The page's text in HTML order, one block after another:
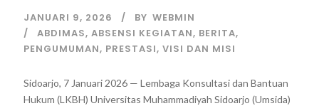
JANUARI 9, 2026 BY WEBMIN
ABDIMAS, ABSENSI KEGIATAN, BERITA,
PENGUMUMAN, PRESTASI, VISI DAN MISI
Sidoarjo, 7 Januari 2026 — Lembaga Konsultasi dan Bantuan
Hukum (LKBH) Universitas Muhammadiyah Sidoarjo (Umsida)